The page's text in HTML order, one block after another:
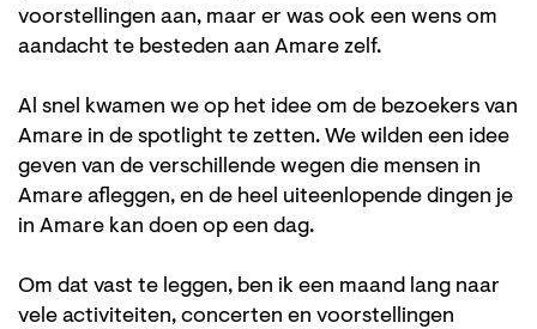
voorstellingen aan, maar er was ook een wens om
aandacht te besteden aan Amare zelf.
Al snel kwamen we op het idee om de bezoekers van
Amare in de spotlight te zetten. We wilden een idee
geven van de verschillende wegen die mensen in
Amare afleggen, en de heel uiteenlopende dingen je
in Amare kan doen op een dag.
Om dat vast te leggen, ben ik een maand lang naar
vele activiteiten, concerten en voorstellingen